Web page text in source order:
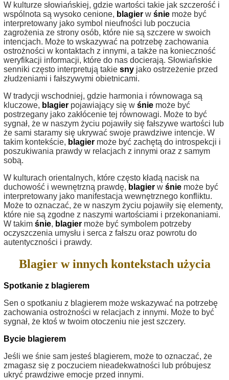
W kulturze słowiańskiej, gdzie wartości takie jak szczerość i
wspólnota są wysoko cenione, blagier w śnie może być
interpretowany jako symbol nieufności lub poczucia
zagrożenia ze strony osób, które nie są szczere w swoich
intencjach. Może to wskazywać na potrzebę zachowania
ostrożności w kontaktach z innymi, a także na konieczność
weryfikacji informacji, które do nas docierają. Słowiańskie
senniki często interpretują takie sny jako ostrzeżenie przed
złudzeniami i fałszywymi obietnicami.
W tradycji wschodniej, gdzie harmonia i równowaga są
kluczowe, blagier pojawiający się w śnie może być
postrzegany jako zakłócenie tej równowagi. Może to być
sygnał, że w naszym życiu pojawiły się fałszywe wartości lub
że sami staramy się ukrywać swoje prawdziwe intencje. W
takim kontekście, blagier może być zachętą do introspekcji i
poszukiwania prawdy w relacjach z innymi oraz z samym
sobą.
W kulturach orientalnych, które często kładą nacisk na
duchowość i wewnętrzną prawdę, blagier w śnie może być
interpretowany jako manifestacja wewnętrznego konfliktu.
Może to oznaczać, że w naszym życiu pojawiły się elementy,
które nie są zgodne z naszymi wartościami i przekonaniami.
W takim śnie, blagier może być symbolem potrzeby
oczyszczenia umysłu i serca z fałszu oraz powrotu do
autentyczności i prawdy.
Blagier w innych kontekstach użycia
Spotkanie z blagierem
Sen o spotkaniu z blagierem może wskazywać na potrzebę
zachowania ostrożności w relacjach z innymi. Może to być
sygnał, że ktoś w twoim otoczeniu nie jest szczery.
Bycie blagierem
Jeśli we śnie sam jesteś blagierem, może to oznaczać, że
zmagasz się z poczuciem nieadekwatności lub próbujesz
ukryć prawdziwe emocje przed innymi.